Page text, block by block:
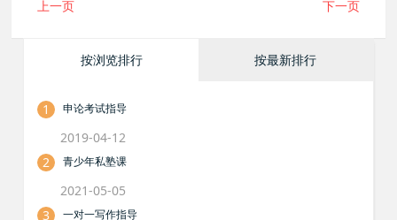
上一页 下一页
按浏览排行 按最新排行
1 申论考试指导
2019-04-12
2
青少年私塾课
2021-05-05
3
一对一写作指导